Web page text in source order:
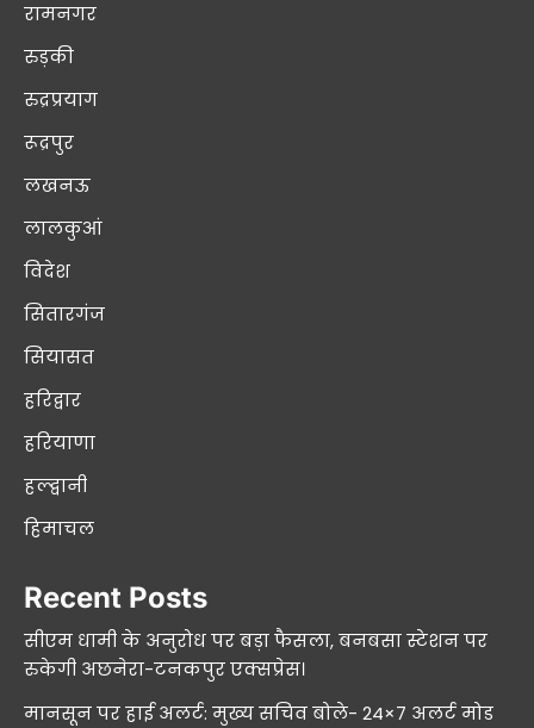
रामनगर
रुड़की
रुद्रप्रयाग
रूद्रपुर
लखनऊ
लालकुआं
विदेश
सितारगंज
सियासत
हरिद्वार
हरियाणा
हल्द्वानी
हिमाचल
Recent Posts
सीएम धामी के अनुरोध पर बड़ा फैसला, बनबसा स्टेशन पर
रुकेगी अछनेरा-टनकपुर एक्सप्रेस।
मानसून पर हाई अलर्ट: मुख्य सचिव बोले- 24×7 अलर्ट मोड